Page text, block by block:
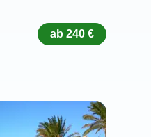
ab 240 €